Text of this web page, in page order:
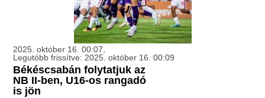
2025. október 16. 00:07,
Legutóbb frissítve: 2025. október 16. 00:09
Békéscsabán folytatjuk az
NB II-ben, U16-os rangadó
is jön